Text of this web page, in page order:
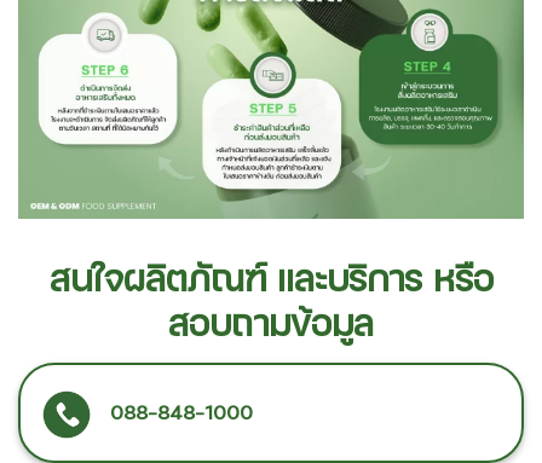
สนใจผลิตภัณฑ์ และบริการ หรือ
สอบถามข้อมูล
088-848-1000